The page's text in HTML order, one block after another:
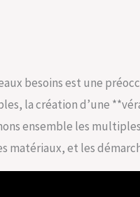
besoins est une
la création d’une
ensemble les
matériaux, et les